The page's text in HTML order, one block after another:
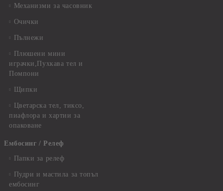
Механизми за часовник
Очички
Пълнежи
Плюшени мини
играчки,Пухкава тел и
Помпони
Щипки
Цветарска тел, тиксо,
пиафлора и хартии за
опаковане
Ембосинг / Релеф
Папки за релеф
Пудри и мастила за топъл
ембосинг